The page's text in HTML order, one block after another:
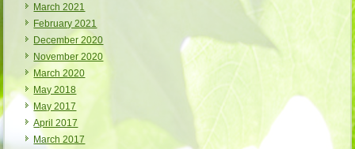
March 2021
February 2021
December 2020
November 2020
March 2020
May 2018
May 2017
April 2017
March 2017